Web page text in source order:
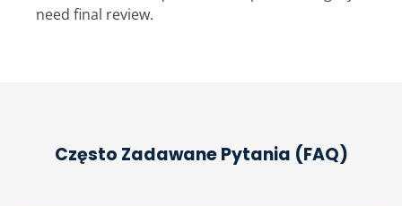
need final review.
Często Zadawane Pytania (FAQ)